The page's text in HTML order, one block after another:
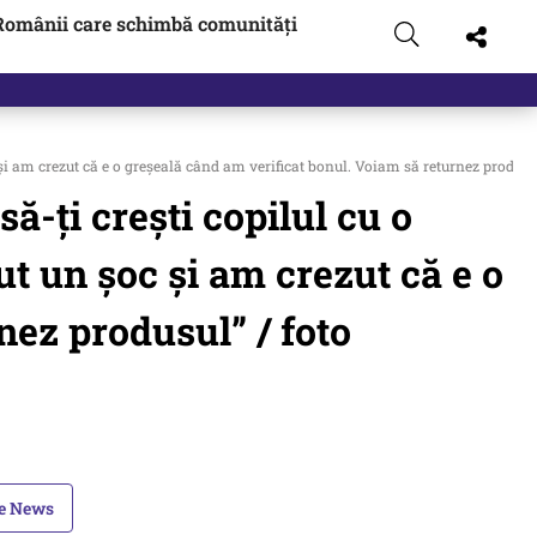
care schimbă comunități
crezut că e o greșeală când am verificat bonul. Voiam să returnez
să-ți crești copilul cu o
un șoc și am crezut că e o
produsul” / foto
News